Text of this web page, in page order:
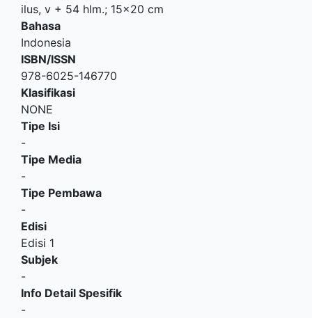
ilus, v + 54 hlm.; 15x20 cm
Bahasa
Indonesia
ISBN/ISSN
978-6025-146770
Klasifikasi
NONE
Tipe Isi
-
Tipe Media
-
Tipe Pembawa
-
Edisi
Edisi 1
Subjek
-
Info Detail Spesifik
-